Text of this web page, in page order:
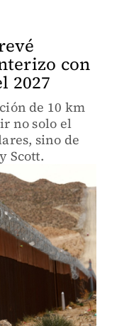
con
2027
de 10 km
no solo el
sino de
Scott.